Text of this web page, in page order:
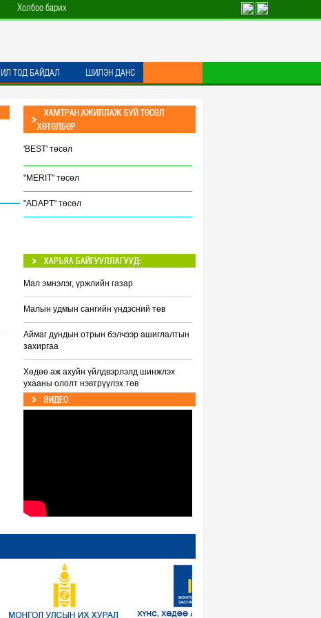
Холбоо барих
ИЛ ТОД БАЙДАЛ ШИЛЭН ДАНС
ХАМТРАН АЖИЛЛАЖ БУЙ ТӨСӨЛ
ХӨТӨЛБӨР
'BEST' төсөл
"MERIT" төсөл
"ADAPT" төсөл
ХАРЪЯА БАЙГУУЛЛАГУУД:
Мал эмнэлэг, үржлийн газар
Малын удмын сангийн үндэсний төв
Аймаг дундын отрын бэлчээр ашиглалтын
захиргаа
Хөдөө аж ахуйн үйлдвэрлэлд шинжлэх
ухааны ололт нэвтрүүлэх төв
Тариалан эрхлэлтийг дэмжих сан
ВИДЕО